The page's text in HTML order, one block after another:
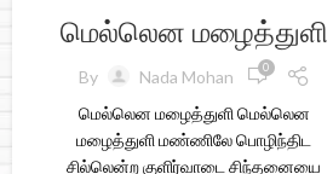
மெல்லென மழைத்துளி
By Nada Mohan 0
மெல்லென மழைத்துளி மெல்லென
மழைத்துளி மண்ணிலே பொழிந்திட
சில்லென்ற குளிர்வாடை சிந்தனையை